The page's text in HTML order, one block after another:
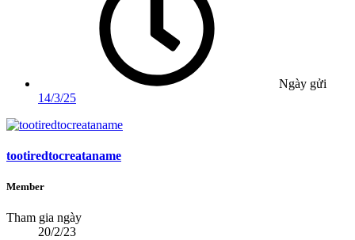
Ngày gửi
14/3/25
tootiredtocreataname
Member
Tham gia ngày
20/2/23